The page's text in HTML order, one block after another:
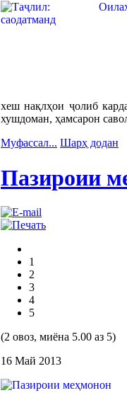
хеш нақлҳои ҷолиб
хушдоман, ҳамсарон
Муфассал... Шарҳ додан
Пазироии
1
2
3
4
5
(2 овоз, миёна 5.00 аз 5)
16 Май 2013